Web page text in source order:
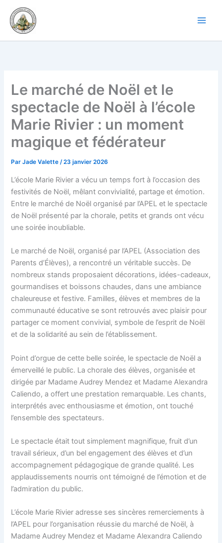
contenu
Le marché de Noël et le
spectacle de Noël à l’école
Marie Rivier : un moment
magique et fédérateur
ParJade Valette/23 janvier 2026
L’école Marie Rivier a vécu un temps fort à l’occasion des
festivités de Noël, mêlant convivialité, partage et émotion.
Entre le marché de Noël organisé par l’APEL et le spectacle
de Noël présenté par la chorale, petits et grands ont vécu
une soirée inoubliable.
Le marché de Noël, organisé par l’APEL (Association des
Parents d’Élèves), a rencontré un véritable succès. De
nombreux stands proposaient décorations, idées-cadeaux,
gourmandises et boissons chaudes, dans une ambiance
chaleureuse et festive. Familles, élèves et membres de la
communauté éducative se sont retrouvés avec plaisir pour
partager ce moment convivial, symbole de l’esprit de Noël
et de la solidarité au sein de l’établissement.
Point d’orgue de cette belle soirée, le spectacle de Noël a
émerveillé le public. La chorale des élèves, organisée et
dirigée par Madame Audrey Mendez et Madame Alexandra
Caliendo, a offert une prestation remarquable. Les chants,
interprétés avec enthousiasme et émotion, ont touché
l’ensemble des spectateurs.
Le spectacle était tout simplement magnifique, fruit d’un
travail sérieux, d’un bel engagement des élèves et d’un
accompagnement pédagogique de grande qualité. Les
applaudissements nourris ont témoigné de l’émotion et de
l’admiration du public.
L’école Marie Rivier adresse ses sincères remerciements à
l’APEL pour l’organisation réussie du marché de Noël, à
Madame Audrey Mendez et Madame Alexandra Caliendo